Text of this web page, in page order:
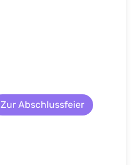
Zur Abschlussfeier